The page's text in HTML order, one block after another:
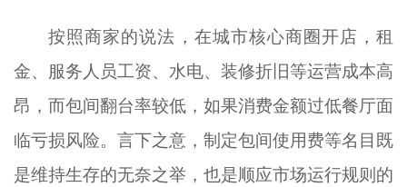
按照商家的说法，在城市核心商圈开店，租
金、服务人员工资、水电、装修折旧等运营成本高
昂，而包间翻台率较低，如果消费金额过低餐厅面
临亏损风险。言下之意，制定包间使用费等名目既
是维持生存的无奈之举，也是顺应市场运行规则的